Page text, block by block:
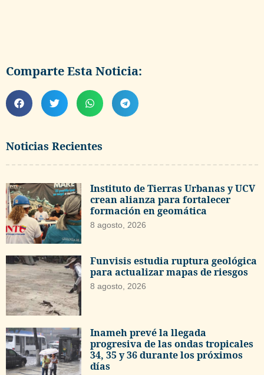
Noticias Recientes
Instituto de Tierras Urbanas y UCV
crean alianza para fortalecer
formación en geomática
8 agosto, 2026
Funvisis estudia ruptura geológica
para actualizar mapas de riesgos
8 agosto, 2026
Inameh prevé la llegada
progresiva de las ondas tropicales
34, 35 y 36 durante los próximos
días
Comparte Esta Noticia: